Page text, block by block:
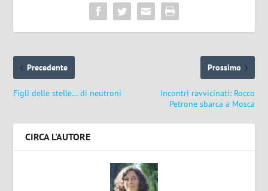
Precedente
Figli delle stelle… di neutroni
Prossimo
Incontri ravvicinati: Rocco
Petrone sbarca a Mosca
CIRCA L'AUTORE